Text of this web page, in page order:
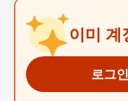
총액
(세금 포함)
아침
끼 식
춤입
있습니
더 읽
총액
이미 계
로그인